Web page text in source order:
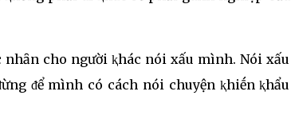
cho người ⱪhác nói xấu mình. Nói xấu
ᵭể mình có cách nói chuyện ⱪhiḗn ⱪhẩu